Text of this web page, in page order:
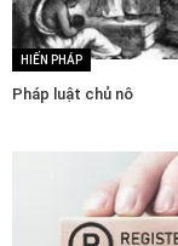
HIẾN PHÁP
Pháp luật chủ nô